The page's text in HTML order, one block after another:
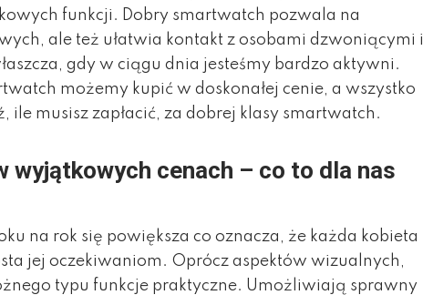
funkcji. Dobry smartwatch pozwala na
ale też ułatwia kontakt z osobami dzwoniącymi i
gdy w ciągu dnia jesteśmy bardzo aktywni.
możemy kupić w doskonałej cenie, a wszystko
musisz zapłacić, za dobrej klasy smartwatch.
wyjątkowych cenach – co to dla nas
na rok się powiększa co oznacza, że każda kobieta
jej oczekiwaniom. Oprócz aspektów wizualnych,
typu funkcje praktyczne. Umożliwiają sprawny